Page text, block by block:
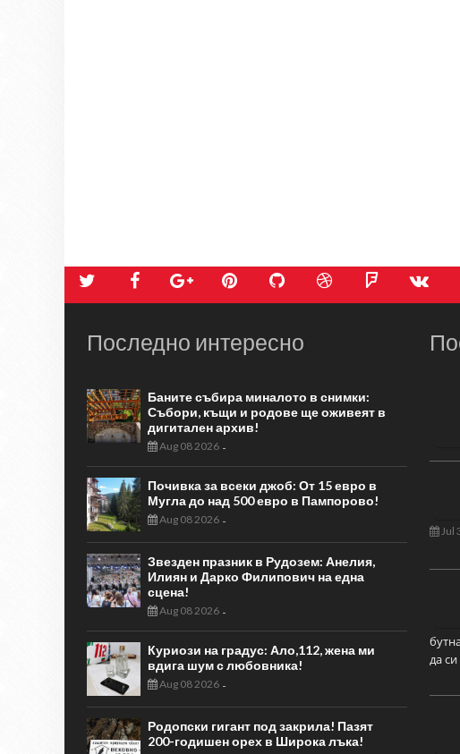
Последно интересно
Баните събира миналото в снимки:
Събори, къщи и родове ще оживеят в
дигитален архив!
Aug 08 2026 -
Почивка за всеки джоб: От 15 евро в
Мугла до над 500 евро в Пампорово!
Aug 08 2026 -
Звезден празник в Рудозем: Анелия,
Илиян и Дарко Филипович на една
сцена!
Aug 08 2026 -
Куриози на градус: Ало,112, жена ми
вдига шум с любовника!
Aug 08 2026 -
Родопски гигант под закрила! Пазят
200-годишен орех в Широка лъка!
Jul
да